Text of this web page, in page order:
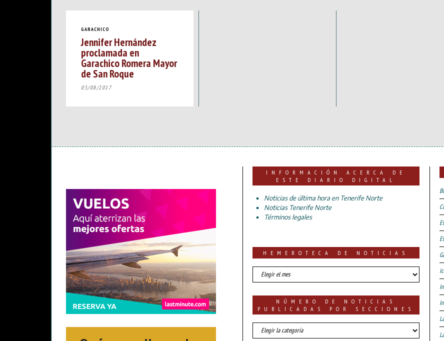
GARACHICO
Jennifer Hernández
proclamada en
Garachico Romera Mayor
de San Roque
05/08/2017
INFORMACIÓN ACERCA DE
ESTE DIARIO DIGITAL
Noticias de última hora en Tenerife Norte
Noticias Tenerife Norte
Términos legales
HEMEROTECA DE NOTICIAS
HEMEROTECA
DE
NÚMERO DE NOTICIAS
PUBLICADAS POR SECCIONES
número
de